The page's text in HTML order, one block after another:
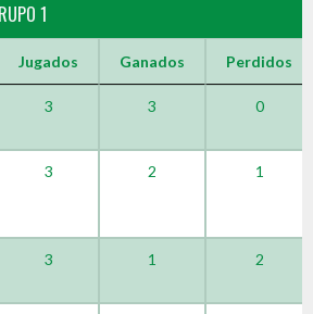
1
Jugados Ganados Perdidos
3 3 0
3 2 1
3 1 2